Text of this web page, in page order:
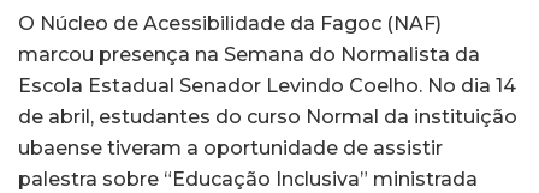
O Núcleo de Acessibilidade da Fagoc (NAF)
marcou presença na Semana do Normalista da
Escola Estadual Senador Levindo Coelho. No dia 14
de abril, estudantes do curso Normal da instituição
ubaense tiveram a oportunidade de assistir
palestra sobre “Educação Inclusiva” ministrada